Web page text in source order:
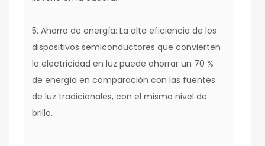
5. Ahorro de energía: La alta eficiencia de los
dispositivos semiconductores que convierten
la electricidad en luz puede ahorrar un 70 %
de energía en comparación con las fuentes
de luz tradicionales, con el mismo nivel de
brillo.